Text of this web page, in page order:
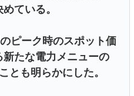
ている。
ピーク時のスポット価
たな電力メニューの
とも明らかにした。